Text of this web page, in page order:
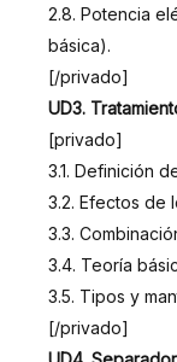
2.8. Potencia
básica).
[/privado]
UD3.
[privado]
3.1. Definición
3.2. Efectos de
3.3.
3.4. Teoría
3.5. Tipos y
[/privado]